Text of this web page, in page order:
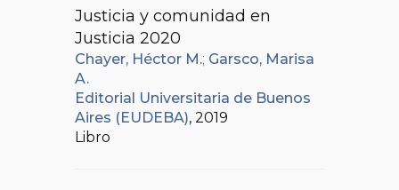
Justicia y comunidad en
Justicia 2020
Chayer, Héctor M.; Garsco, Marisa
A.
Editorial Universitaria de Buenos
Aires (EUDEBA), 2019
Libro